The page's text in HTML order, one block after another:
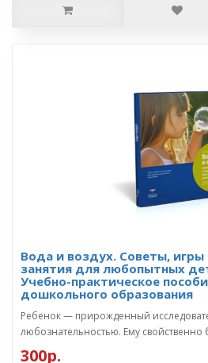
Вода и воздух. Советы, игры
занятия для любопытных
Учебно-практическое
дошкольного образования
Ребенок — прирожденный
любознательностью. Ему свойственно
300р.